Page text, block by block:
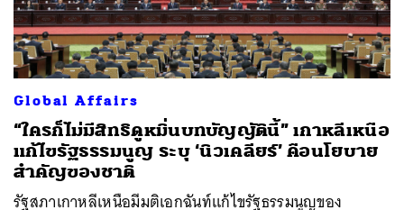
Global Affairs
“ใครก็ไม่มีสิทธิดูหมิ่นบทบัญญัตินี้” เกาหลีเหนือ
แก้ไขรัฐธรรมนูญ ระบุ ‘นิวเคลียร์’ คือนโยบาย
สำคัญของชาติ
รัฐสภาเกาหลีเหนือมีมติเอกฉันท์แก้ไขรัฐธรรมนูญของ